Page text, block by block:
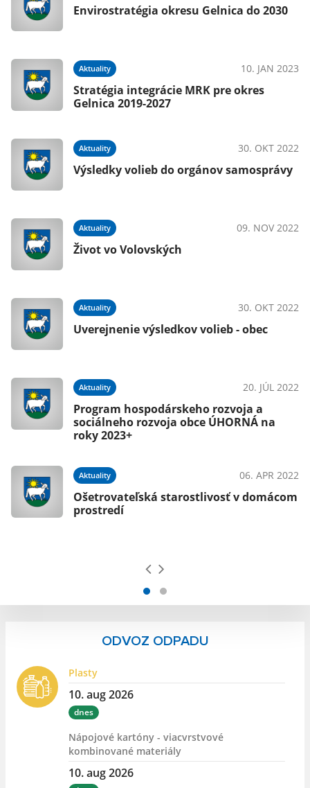
Envirostratégia okresu Gelnica do 2030
Aktuality 10. JAN 2023
Stratégia integrácie MRK pre okres
Gelnica 2019-2027
Aktuality 30. OKT 2022
Výsledky volieb do orgánov samosprávy
Aktuality 09. NOV 2022
Život vo Volovských
Aktuality 30. OKT 2022
Uverejnenie výsledkov volieb - obec
Aktuality 20. JÚL 2022
Program hospodárskeho rozvoja a
sociálneho rozvoja obce ÚHORNÁ na
roky 2023+
Aktuality 06. APR 2022
Ošetrovateľská starostlivosť v domácom
prostredí
ODVOZ ODPADU
Plasty
10. aug 2026
dnes
Nápojové kartóny - viacvrstvové
kombinované materiály
10. aug 2026